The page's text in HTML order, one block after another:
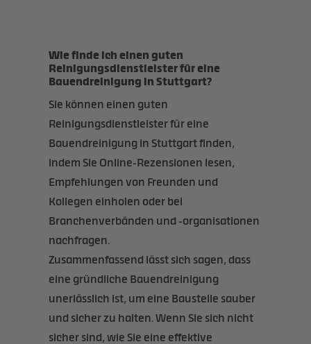
Wie finde ich einen guten
Reinigungsdienstleister für eine
Bauendreinigung in Stuttgart?
Sie können einen guten
Reinigungsdienstleister für eine
Bauendreinigung in Stuttgart finden,
indem Sie Online-Rezensionen lesen,
Empfehlungen von Freunden und
Kollegen einholen oder bei
Branchenverbänden und -organisationen
nachfragen.
Zusammenfassend lässt sich sagen, dass
eine gründliche Bauendreinigung
unerlässlich ist, um eine Baustelle sauber
und sicher zu halten. Wenn Sie sich nicht
sicher sind, wie Sie eine effektive